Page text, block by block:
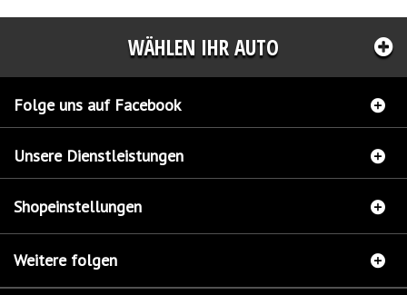
WÄHLEN IHR AUTO
Folge uns auf Facebook
Unsere Dienstleistungen
Shopeinstellungen
Weitere folgen